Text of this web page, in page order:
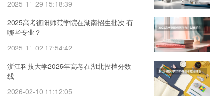
2025-11-29 15:18:39
2025高考衡阳师范学院在湖南招生批次 有
哪些专业？
2025-11-02 17:54:42
浙江科技大学2025年高考在湖北投档分数
线
2026-02-10 11:12:05